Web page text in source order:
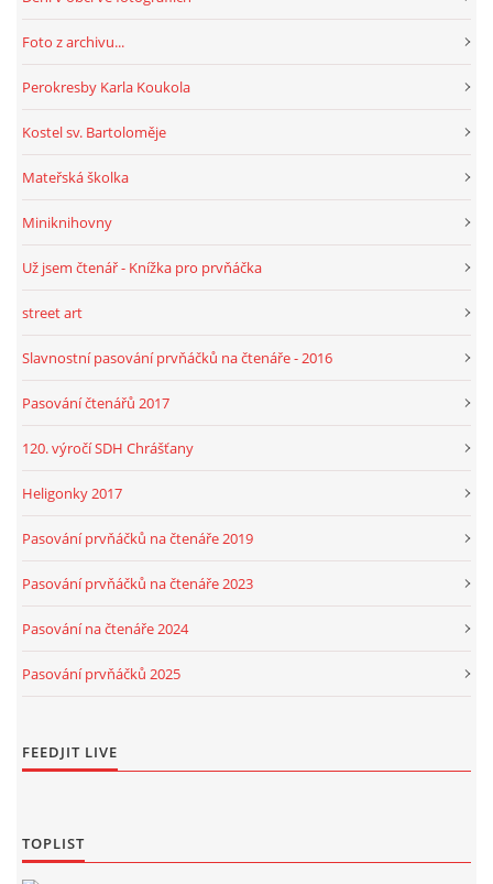
Foto z archivu...
Perokresby Karla Koukola
Kostel sv. Bartoloměje
Mateřská školka
Miniknihovny
Už jsem čtenář - Knížka pro prvňáčka
street art
Slavnostní pasování prvňáčků na čtenáře - 2016
Pasování čtenářů 2017
120. výročí SDH Chrášťany
Heligonky 2017
Pasování prvňáčků na čtenáře 2019
Pasování prvňáčků na čtenáře 2023
Pasování na čtenáře 2024
Pasování prvňáčků 2025
FEEDJIT LIVE
TOPLIST